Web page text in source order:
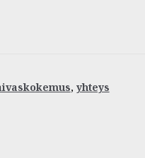
, yhteys